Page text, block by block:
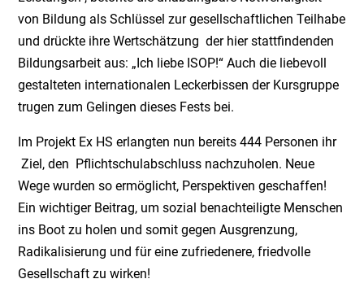
von Bildung als Schlüssel zur gesellschaftlichen Teilhabe
und drückte ihre Wertschätzung der hier stattfindenden
Bildungsarbeit aus: „Ich liebe ISOP!“ Auch die liebevoll
gestalteten internationalen Leckerbissen der Kursgruppe
trugen zum Gelingen dieses Fests bei.
Im Projekt Ex HS erlangten nun bereits 444 Personen ihr
Ziel, den Pflichtschulabschluss nachzuholen. Neue
Wege wurden so ermöglicht, Perspektiven geschaffen!
Ein wichtiger Beitrag, um sozial benachteiligte Menschen
ins Boot zu holen und somit gegen Ausgrenzung,
Radikalisierung und für eine zufriedenere, friedvolle
Gesellschaft zu wirken!